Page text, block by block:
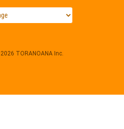
2026 TORANOANA Inc.